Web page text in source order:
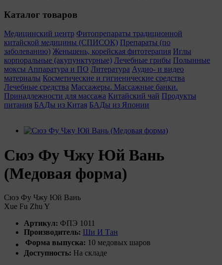
Каталог товаров
Медицинский центр Фитопрепараты традиционной
китайской медицины (СПИСОК) Препараты (по
заболеванию) Женьшень, корейская фитотерапия Иглы
корпоральные (акупунктурные) Лечебные грибы Полынные
моксы Аппаратура и ПО Литература Аудио- и видео
материалы Косметические и гигиенические средства
Лечебные средства Массажеры. Массажные банки.
Принадлежности для массажа Китайский чай Продукты
питания БАДы из Китая БАДы из Японии
Сюэ Фу Чжу Юй Вань
(Медовая форма)
Сюэ Фу Чжу Юй Вань
Xue Fu Zhu Y
Артикул: ФПЭ 1011
Производитель: Ши И Тан
Форма выпуска: 10 медовых шаров
Доступность: На складе